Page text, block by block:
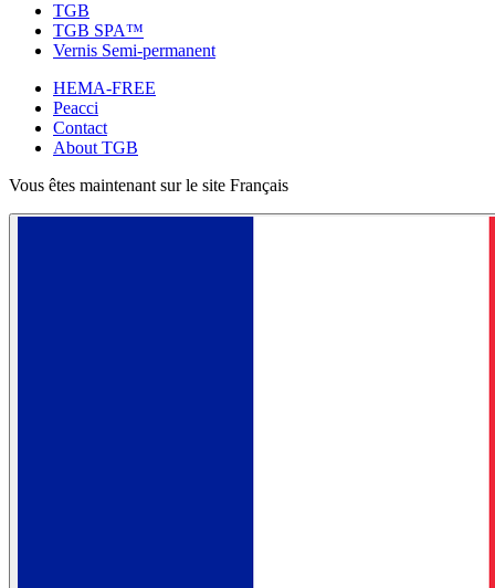
TGB
TGB SPA™
Vernis Semi-permanent
HEMA-FREE
Peacci
Contact
About TGB
Vous êtes maintenant sur le site Français